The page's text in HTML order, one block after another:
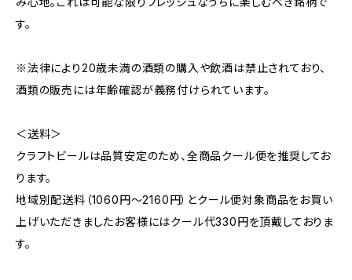
す。
※法律により20歳未満の酒類の購入や飲酒は禁止されており、
酒類の販売には年齢確認が義務付けられています。
＜送料＞
クラフトビールは品質安定のため、全商品クール便を推奨してお
ります。
地域別配送料（1060円～2160円）とクール便対象商品をお買い
上げいただきましたお客様にはクール代330円を頂戴しておりま
す。